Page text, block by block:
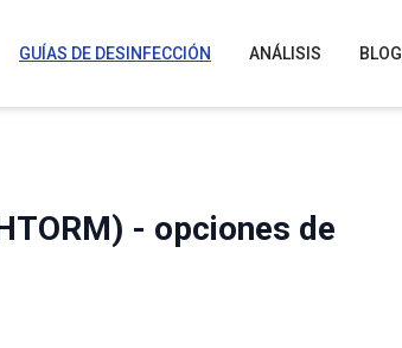
GUÍAS DE DESINFECCIÓN ANÁLISIS BLOG
- opciones de